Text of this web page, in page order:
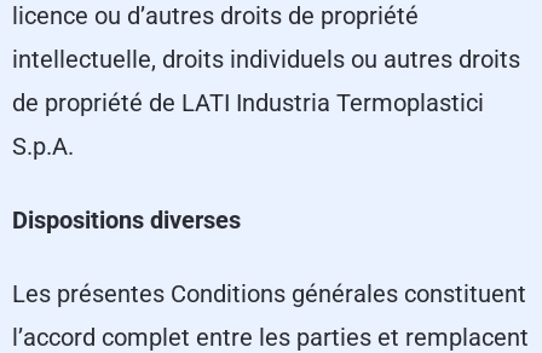
licence ou d’autres droits de propriété
intellectuelle, droits individuels ou autres droits
de propriété de LATI Industria Termoplastici
S.p.A.
Dispositions diverses
Les présentes Conditions générales constituent
l’accord complet entre les parties et remplacent